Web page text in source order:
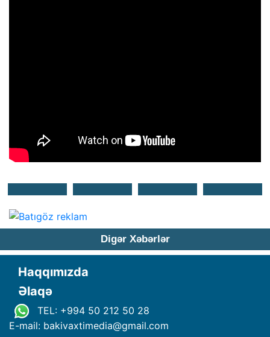
Digər Xəbərlər
Haqqımızda
Əlaqə
TEL: +994 50 212 50 28
E-mail: bakivaxtimedia@gmail.com